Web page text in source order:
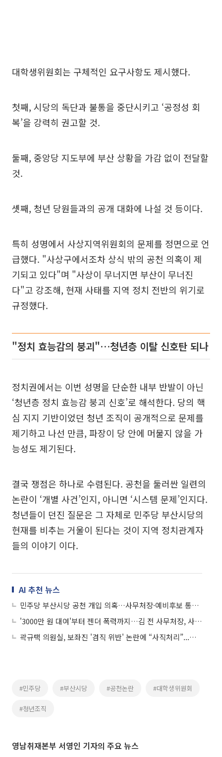
대학생위원회는 구체적인 요구사항도 제시했다.
첫째, 시당의 독단과 불통을 중단시키고 ‘공정성 회
복’을 강력히 권고할 것.
둘째, 중앙당 지도부에 부산 상황을 가감 없이 전달할
것.
셋째, 청년 당원들과의 공개 대화에 나설 것 등이다.
특히 성명에서 사상지역위원회의 문제를 정면으로 언
급했다. "사상구에서조차 상식 밖의 공천 의혹이 제
기되고 있다"며 "사상이 무너지면 부산이 무너진
다"고 강조해, 현재 사태를 지역 정치 전반의 위기로
규정했다.
"정치 효능감의 붕괴"…청년층 이탈 신호탄 되나
정치권에서는 이번 성명을 단순한 내부 반발이 아닌
‘청년층 정치 효능감 붕괴 신호’로 해석한다. 당의 핵
심 지지 기반이었던 청년 조직이 공개적으로 문제를
제기하고 나선 만큼, 파장이 당 안에 머물지 않을 가
능성도 제기된다.
결국 쟁점은 하나로 수렴된다. 공천을 둘러싼 일련의
논란이 ‘개별 사건’인지, 아니면 ‘시스템 문제’인지다.
청년들이 던진 질문은 그 자체로 민주당 부산시당의
현재를 비추는 거울이 된다는 것이 지역 정치관계자
들의 이야기 이다.
AI 추천 뉴스
민주당 부산시당 공천 개입 의혹…사무처장·예비후보 통화 내용 파장
'3000만 원 대여'부터 젠더 폭력까지…김 전 사무처장, 사상구 공천 심사 전방위 개입 정황
곽규택 의원실, 보좌진 '겸직 위반' 논란에 “사직처리”...부산 지역서 여전히 논란
#민주당 #부산시당 #공천논란 #대학생위원회
#청년조직
영남취재본부 서영인 기자의 주요 뉴스